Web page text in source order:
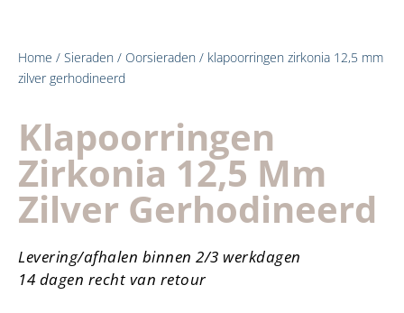
Home / Sieraden / Oorsieraden / klapoorringen zirkonia 12,5 mm
zilver gerhodineerd
Klapoorringen
Zirkonia 12,5 Mm
Zilver Gerhodineerd
Levering/afhalen binnen 2/3 werkdagen
14 dagen recht van retour